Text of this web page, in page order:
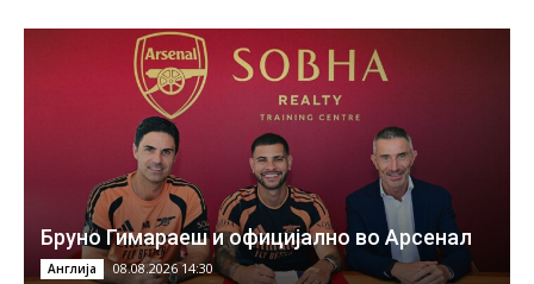
Бруно Гимараеш и официјално во Арсенал
Англија 08.08.2026 14:30